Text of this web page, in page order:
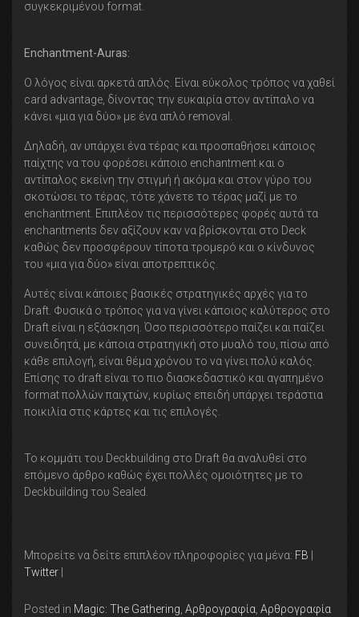
συγκεκριμένου format.
Enchantment-Auras:
Ο λόγος είναι αρκετά απλός. Είναι εύκολος τρόπος να χαθεί
card advantage, δίνοντας την ευκαιρία στον αντίπαλο να
κάνει «μια για δύο» με ένα απλό removal.
Δηλαδή, αν υπάρχει ένα τέρας και προσπαθήσει κάποιος
παίχτης να του φορέσει κάποιο enchantment και ο
αντίπαλος εκείνη την στιγμή ή ακόμα και στον γύρο του
σκοτώσει το τέρας, τότε χάνετε το τέρας μαζί με το
enchantment. Επιπλέον τις περισσότερες φορές αυτά τα
enchantments δεν αξίζουν καν να βρίσκονται στο Deck
καθώς δεν προσφέρουν τίποτα τρομερό και ο κίνδυνος
του «μια για δύο» είναι αποτρεπτικός.
Αυτές είναι κάποιες βασικές στρατηγικές αρχές για το
Draft. Φυσικά ο τρόπος για να γίνει κάποιος καλύτερος στο
Draft είναι η εξάσκηση. Όσο περισσότερο παίζει και παίζει
συνειδητά, με κάποια στρατηγική στο μυαλό του, πίσω από
κάθε επιλογή, είναι θέμα χρόνου το να γίνει πολύ καλός.
Επίσης το draft είναι το πιο διασκεδαστικό και αγαπημένο
format πολλών παιχτών, κυρίως επειδή υπάρχει τεράστια
ποικιλία στις κάρτες και τις επιλογές.
Το κομμάτι του Deckbuilding στο Draft θα αναλυθεί στο
επόμενο άρθρο καθώς έχει πολλές ομοιότητες με το
Deckbuilding του Sealed.
Μπορείτε να δείτε επιπλέον πληροφορίες για μένα: FB
Twitter
Posted in Magic: The Gathering, Αρθρογραφία, Αρθρογραφία